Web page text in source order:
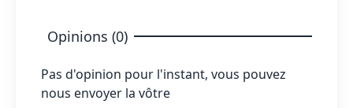
Opinions (0)
Pas d'opinion pour l'instant, vous pouvez
nous envoyer la vôtre